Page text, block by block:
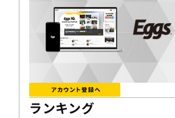
ランキング